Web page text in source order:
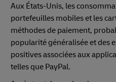
Aux États-Unis, les
portefeuilles mobiles et les
méthodes de paiement,
popularité généralisée et des
positives associées aux
telles que PayPal.